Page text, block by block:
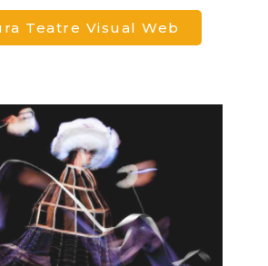
Teatre Visual Web